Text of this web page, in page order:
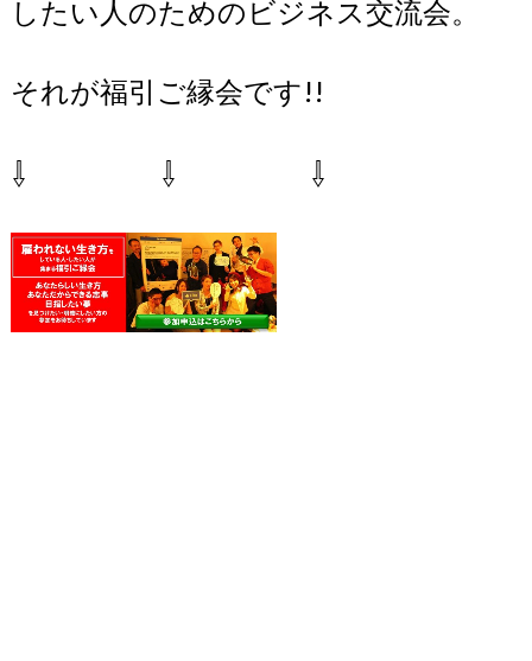
したい人のためのビジネス交流会。
それが福引ご縁会です!!
⇩ ⇩ ⇩